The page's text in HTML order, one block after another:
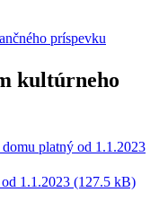
kultúrneho
1.1.2023 (127.5 kB)